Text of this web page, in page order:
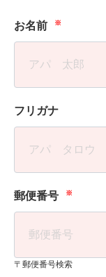
お名前 ※
フリガナ
郵便番号 ※
〒郵便番号検索